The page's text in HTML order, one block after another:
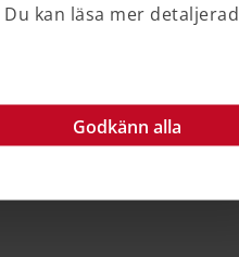
kan läsa mer detaljerad
Godkänn alla